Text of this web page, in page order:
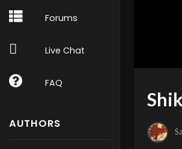
Forums
Live Chat
FAQ
AUTHORS